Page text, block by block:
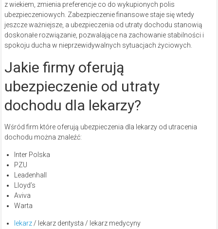
z wiekiem, zmienia preferencje co do wykupionych polis
ubezpieczeniowych. Zabezpieczenie finansowe staje się wtedy
jeszcze ważniejsze, a ubezpieczenia od utraty dochodu stanowią
doskonałe rozwiązanie, pozwalające na zachowanie stabilności i
spokoju ducha w nieprzewidywalnych sytuacjach życiowych.
Jakie firmy oferują
ubezpieczenie od utraty
dochodu dla lekarzy?
Wśród firm które oferują ubezpieczenia dla lekarzy od utracenia
dochodu można znaleźć:
Inter Polska
PZU
Leadenhall
Lloyd’s
Aviva
Warta
lekarz/ lekarz dentysta / lekarz medycyny